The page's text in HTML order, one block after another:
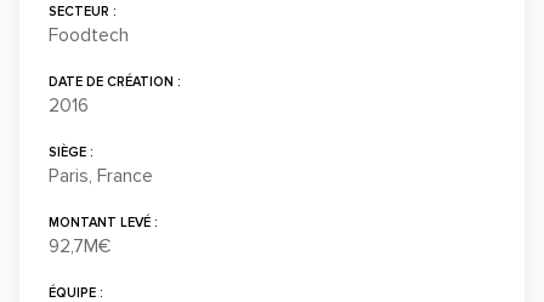
SECTEUR :
Foodtech
DATE DE CRÉATION :
2016
SIÈGE :
Paris, France
MONTANT LEVÉ :
92,7M€
ÉQUIPE :